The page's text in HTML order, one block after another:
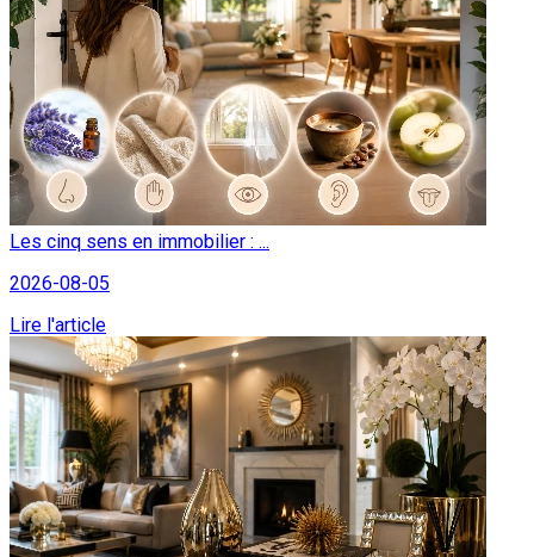
Les cinq sens en immobilier : ...
2026-08-05
Lire l'article